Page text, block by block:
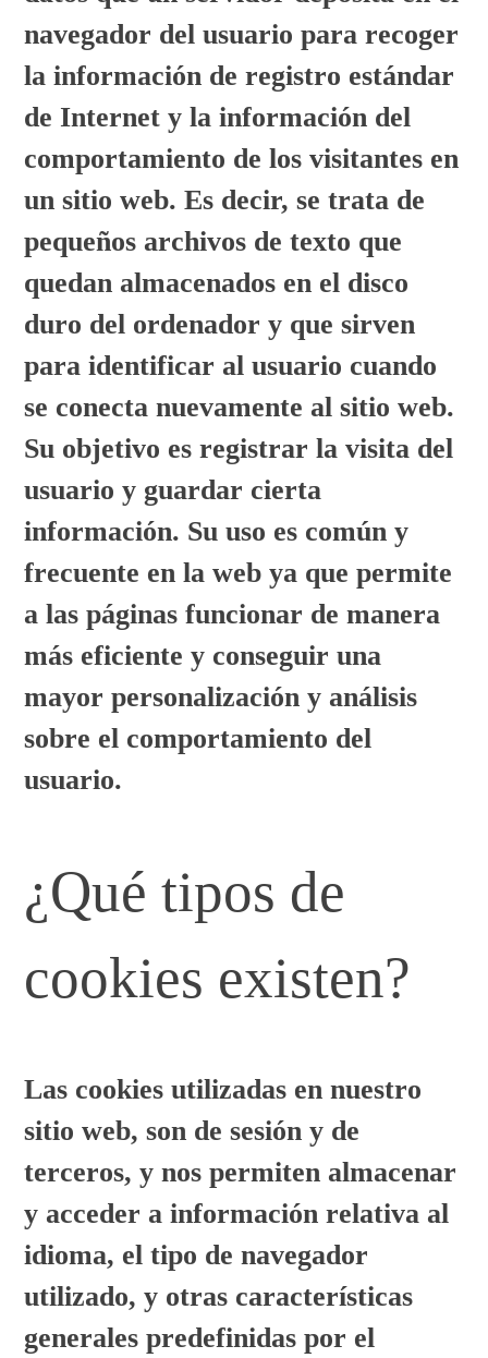
navegador del usuario para recoger
la información de registro estándar
de Internet y la información del
comportamiento de los visitantes en
un sitio web. Es decir, se trata de
pequeños archivos de texto que
quedan almacenados en el disco
duro del ordenador y que sirven
para identificar al usuario cuando
se conecta nuevamente al sitio web.
Su objetivo es registrar la visita del
usuario y guardar cierta
información. Su uso es común y
frecuente en la web ya que permite
a las páginas funcionar de manera
más eficiente y conseguir una
mayor personalización y análisis
sobre el comportamiento del
usuario.
¿Qué tipos de
cookies existen?
Las cookies utilizadas en nuestro
sitio web, son de sesión y de
terceros, y nos permiten almacenar
y acceder a información relativa al
idioma, el tipo de navegador
utilizado, y otras características
generales predefinidas por el